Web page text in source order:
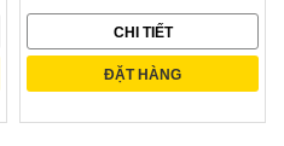
CHI TIẾT
ĐẶT HÀNG